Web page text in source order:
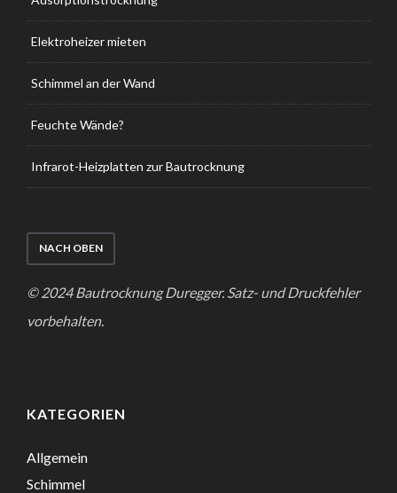
Elektroheizer mieten
Schimmel an der Wand
Feuchte Wände?
Infrarot-Heizplatten zur Bautrocknung
NACH OBEN
© 2024 Bautrocknung Duregger. Satz- und Druckfehler
vorbehalten.
KATEGORIEN
Allgemein
Schimmel